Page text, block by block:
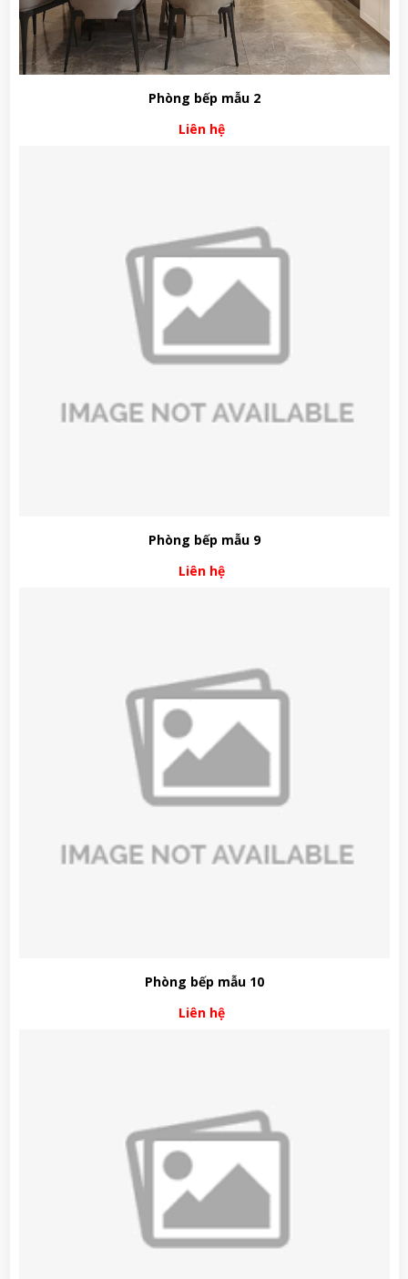
Phòng bếp mẫu 2
Liên hệ
Phòng bếp mẫu 9
Liên hệ
Phòng bếp mẫu 10
Liên hệ